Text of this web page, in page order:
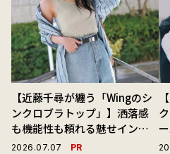
【近藤千尋が纏う「Wingのシ
ンクロブラトップ」】洒落感
も機能性も頼れる魅せインナ
ーで毎日を心地よくアプデ！
2026.07.07 PR